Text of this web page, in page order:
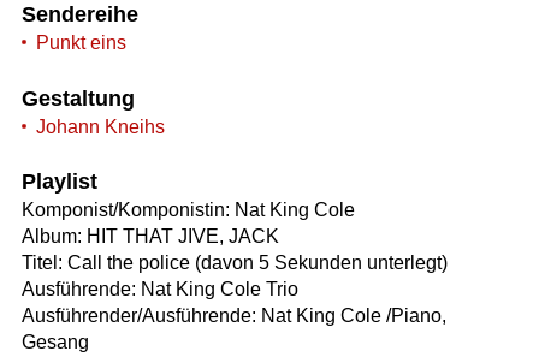
Sendereihe
Punkt eins
Gestaltung
Johann Kneihs
Playlist
Komponist/Komponistin: Nat King Cole
Album: HIT THAT JIVE, JACK
Titel: Call the police (davon 5 Sekunden unterlegt)
Ausführende: Nat King Cole Trio
Ausführender/Ausführende: Nat King Cole /Piano,
Gesang